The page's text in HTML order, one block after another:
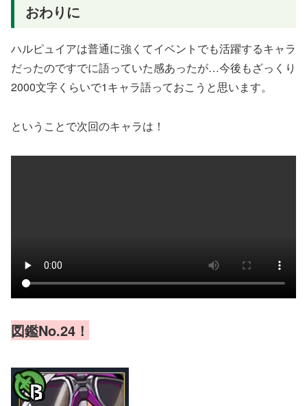
おわりに
ハルピュイアは普通に強くてイベントでも活躍するキャラ
だったのですでに語っていた感あったが…今後もざっくり
2000文字くらいで1キャラ語っておこうと思います。
ということで次回のキャラは！
図鑑No.24！